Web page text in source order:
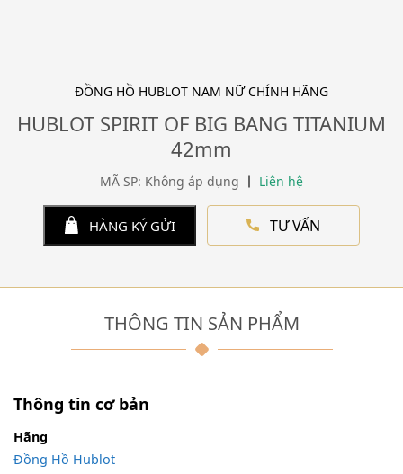
ĐỒNG HỒ HUBLOT NAM NỮ CHÍNH HÃNG
HUBLOT SPIRIT OF BIG BANG TITANIUM
42mm
MÃ SP: Không áp dụng Liên hệ
HÀNG KÝ GỬI TƯ VẤN
THÔNG TIN SẢN PHẨM
Thông tin cơ bản
Hãng
Đồng Hồ Hublot